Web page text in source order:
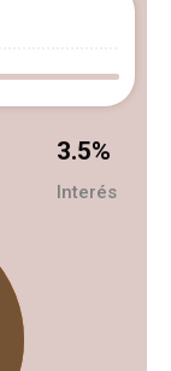
3.5%
Interés